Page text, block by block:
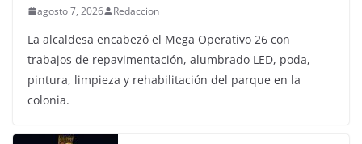
agosto 7, 2026 Redaccion
La alcaldesa encabezó el Mega Operativo 26 con
trabajos de repavimentación, alumbrado LED, poda,
pintura, limpieza y rehabilitación del parque en la
colonia.